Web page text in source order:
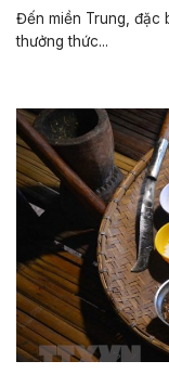
Đến miền Trung, đặc
thưởng thức...